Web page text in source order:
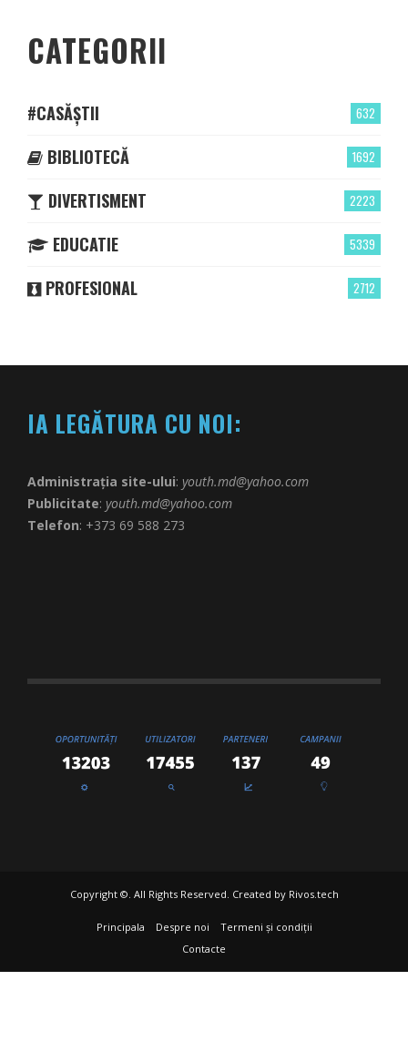
CATEGORII
632
#CASĂȘTII
1692
BIBLIOTECĂ
2223
DIVERTISMENT
5339
EDUCATIE
2712
PROFESIONAL
IA LEGĂTURA CU NOI:
Administrația site-ului: youth.md@yahoo.com
Publicitate: youth.md@yahoo.com
Telefon: +373 69 588 273
Copyright ©. All Rights Reserved. Created by Rivos.tech
Principala Despre noi
Termeni și condiții
Contacte